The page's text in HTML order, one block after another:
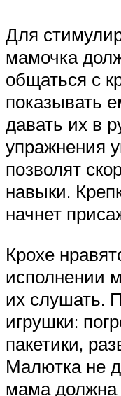
Для
мамочка
общаться с
показывать
давать их в
упражнения
позволят
навыки.
начнет
Крохе
исполнении
их слушать.
игрушки:
пакетики,
Малютка не
мама